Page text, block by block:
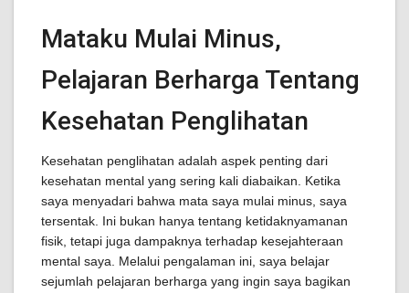
Mataku Mulai Minus,
Pelajaran Berharga Tentang
Kesehatan Penglihatan
Kesehatan penglihatan adalah aspek penting dari
kesehatan mental yang sering kali diabaikan. Ketika
saya menyadari bahwa mata saya mulai minus, saya
tersentak. Ini bukan hanya tentang ketidaknyamanan
fisik, tetapi juga dampaknya terhadap kesejahteraan
mental saya. Melalui pengalaman ini, saya belajar
sejumlah pelajaran berharga yang ingin saya bagikan